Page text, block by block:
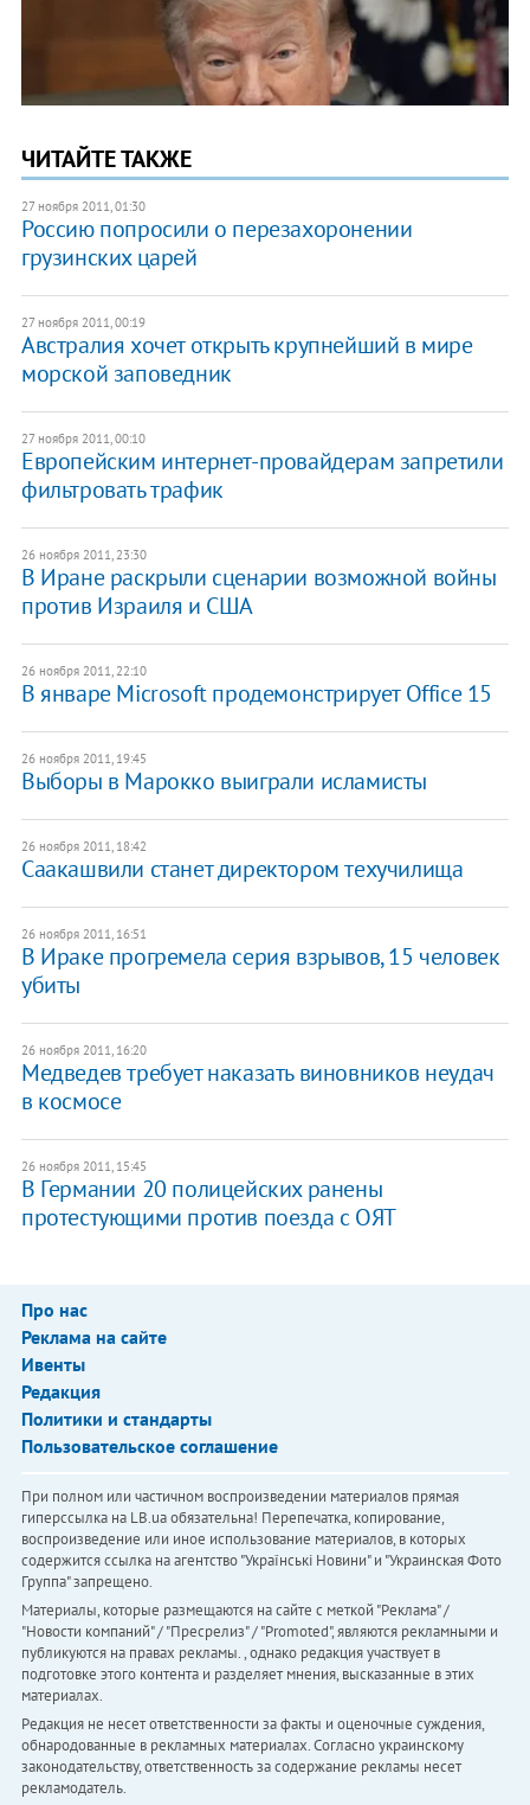
ЧИТАЙТЕ ТАКЖЕ
27 ноября 2011, 01:30
Россию попросили о перезахоронении
грузинских царей
27 ноября 2011, 00:19
Австралия хочет открыть крупнейший в мире
морской заповедник
27 ноября 2011, 00:10
Европейским интернет-провайдерам запретили
фильтровать трафик
26 ноября 2011, 23:30
В Иране раскрыли сценарии возможной войны
против Израиля и США
26 ноября 2011, 22:10
В январе Microsoft продемонстрирует Office 15
26 ноября 2011, 19:45
Выборы в Марокко выиграли исламисты
26 ноября 2011, 18:42
Саакашвили станет директором техучилища
26 ноября 2011, 16:51
В Ираке прогремела серия взрывов, 15 человек
убиты
26 ноября 2011, 16:20
Медведев требует наказать виновников неудач
в космосе
26 ноября 2011, 15:45
В Германии 20 полицейских ранены
протестующими против поезда с ОЯТ
Про нас
Реклама на сайте
Ивенты
Редакция
Политики и стандарты
Пользовательское соглашение
При полном или частичном воспроизведении материалов прямая
гиперссылка на LB.ua обязательна! Перепечатка, копирование,
воспроизведение или иное использование материалов, в которых
содержится ссылка на агентство "Українськi Новини" и "Украинская Фото
Группа" запрещено.
Материалы, которые размещаются на сайте с меткой "Реклама" /
"Новости компаний" / "Пресрелиз" / "Promoted", являются рекламными и
публикуются на правах рекламы. , однако редакция участвует в
подготовке этого контента и разделяет мнения, высказанные в этих
материалах.
Редакция не несет ответственности за факты и оценочные суждения,
обнародованные в рекламных материалах. Согласно украинскому
законодательству, ответственность за содержание рекламы несет
рекламодатель.